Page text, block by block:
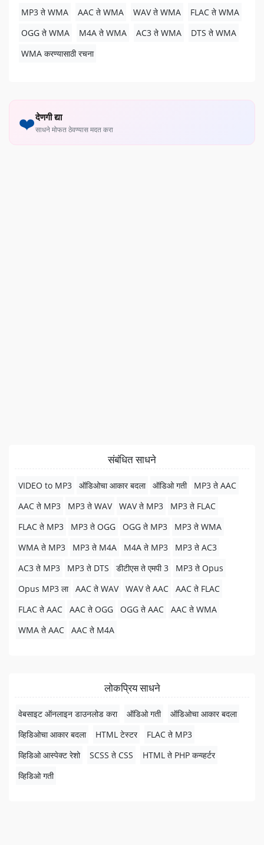
MP3 ते WMA AAC ते WMA WAV ते WMA
FLAC ते WMA
OGG ते WMA
M4A ते WMA AC3 ते WMA
DTS ते WMA
WMA करण्यासाठी रचना
❤️देणगी द्या
साधने मोफत ठेवण्यास मदत करा
संबंधित साधने
VIDEO to MP3 ऑडिओचा आकार बदला ऑडिओ गती
MP3 ते AAC
AAC ते MP3
MP3 ते WAV WAV ते MP3
MP3 ते FLAC
FLAC ते MP3
MP3 ते OGG OGG ते MP3
MP3 ते WMA
WMA ते MP3
MP3 ते M4A M4A ते MP3
MP3 ते AC3
AC3 ते MP3
MP3 ते DTS डीटीएस ते एमपी 3
MP3 ते Opus
Opus MP3 ला
AAC ते WAV WAV ते AAC
AAC ते FLAC
FLAC ते AAC
AAC ते OGG OGG ते AAC
AAC ते WMA
WMA ते AAC
AAC ते M4A
लोकप्रिय साधने
वेबसाइट ऑनलाइन डाउनलोड करा ऑडिओ गती
ऑडिओचा आकार बदला
व्हिडिओचा आकार बदला
HTML टेस्टर
FLAC ते MP3
व्हिडिओ आस्पेक्ट रेशो
SCSS ते CSS
HTML ते PHP कन्व्हर्टर
व्हिडिओ गती